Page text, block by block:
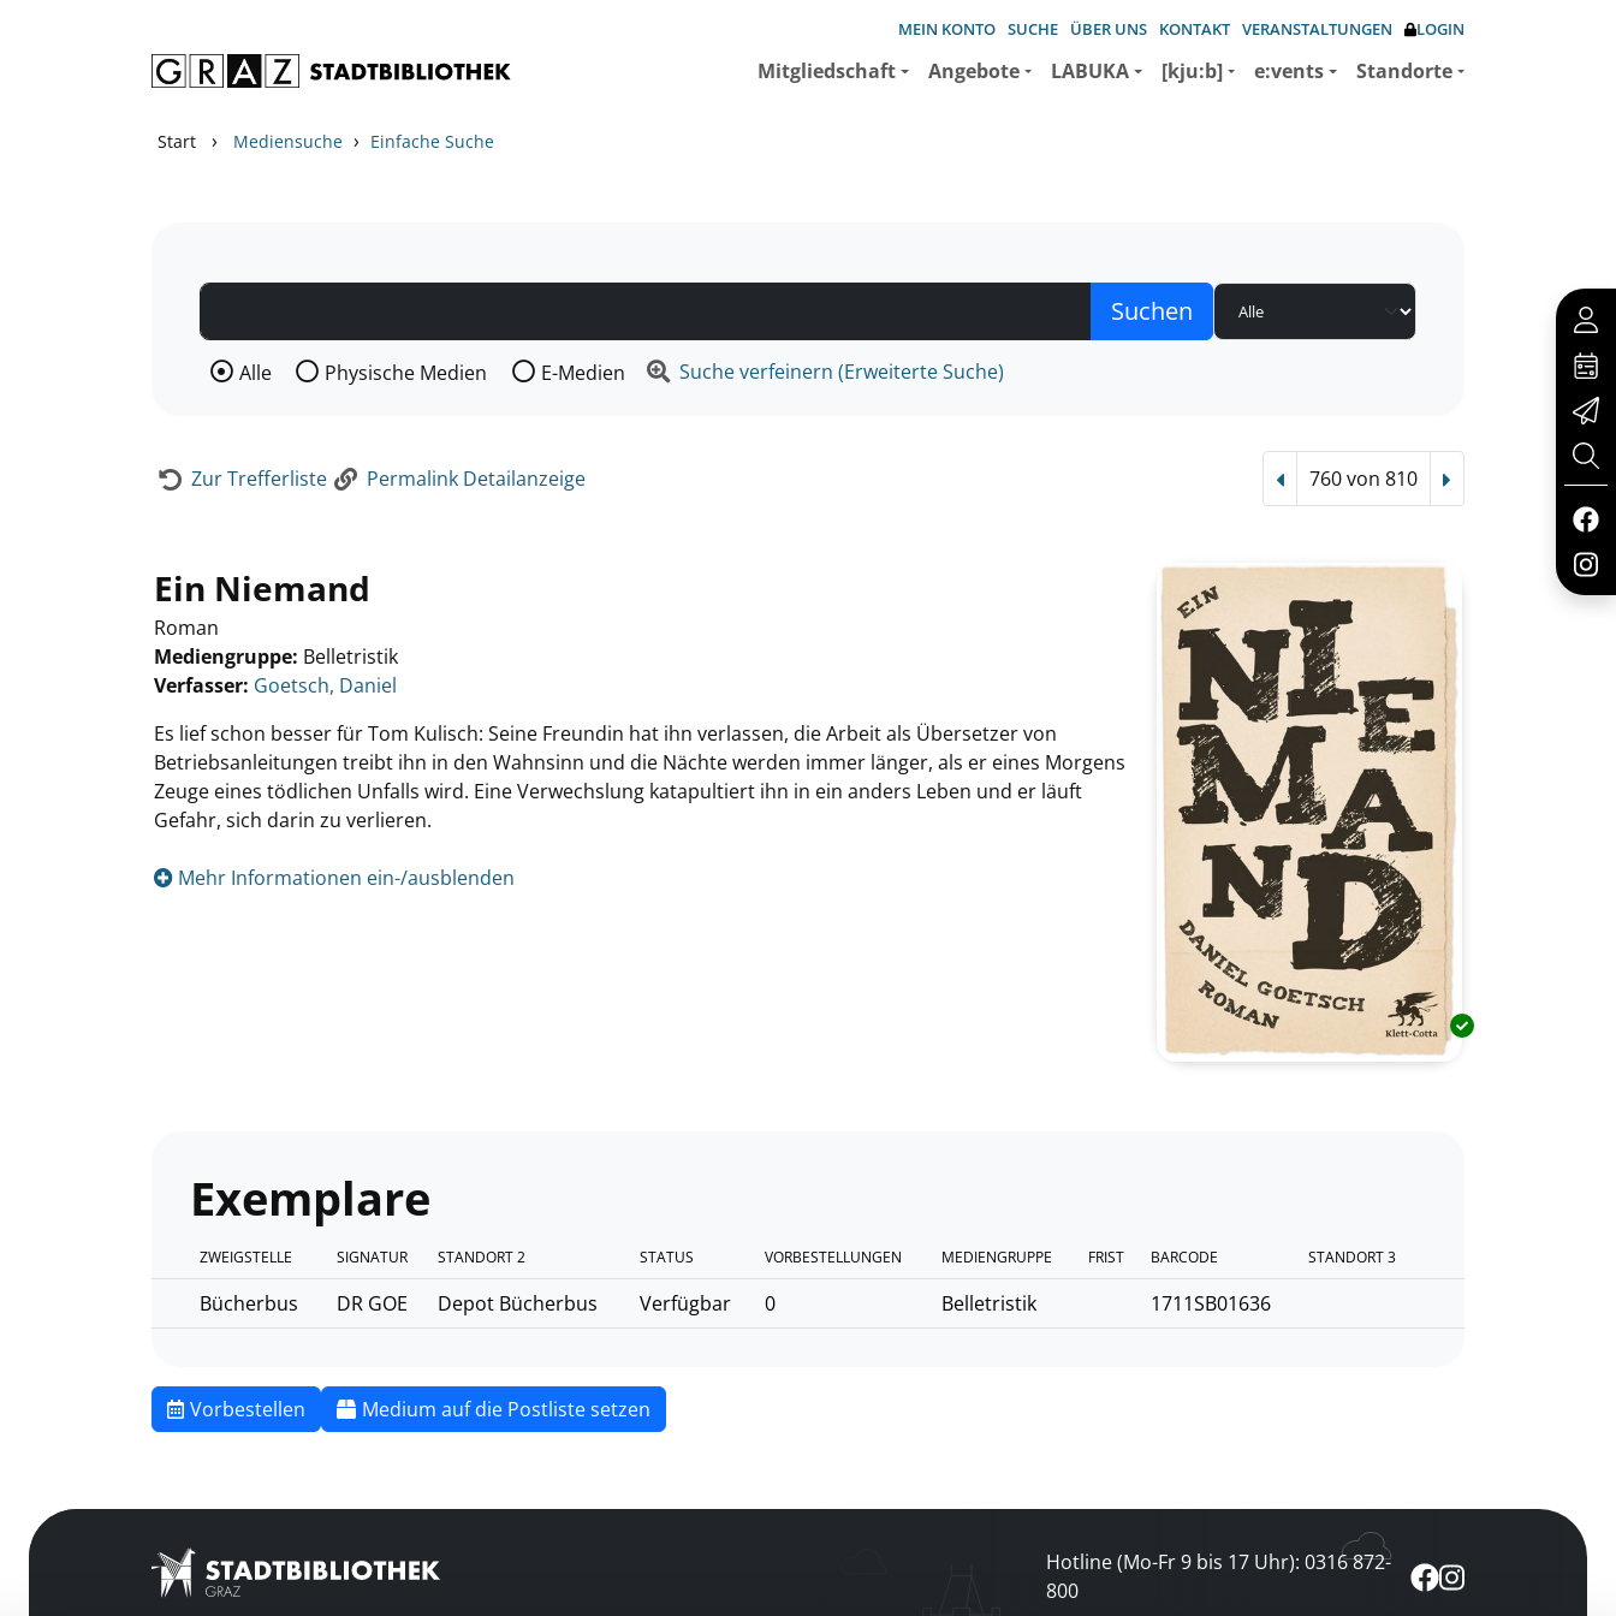
MEIN KONTO SUCHE ÜBER UNS KONTAKT VERANSTALTUNGEN LOGIN
Mitgliedschaft Angebote LABUKA [kju:b] e:vents Standorte
Start › Mediensuche › Einfache Suche
Wählen Sie die Medienart nach der Sie suchen wollen.
Alle Physische Medien E-Medien Suche verfeinern (Erweiterte Suche)
Zur Trefferliste Permalink Detailanzeige Vorheriger Treffer
760 von 810 Nächster Treffer
Ein Niemand
Roman
Mediengruppe: Belletristik
Verfasser: Suche nach diesem Verfasser
Goetsch, Daniel
Es lief schon besser für Tom Kulisch: Seine Freundin hat ihn verlassen, die Arbeit als Übersetzer von
Betriebsanleitungen treibt ihn in den Wahnsinn und die Nächte werden immer länger, als er eines Morgens
Zeuge eines tödlichen Unfalls wird. Eine Verwechslung katapultiert ihn in ein anders Leben und er läuft
Gefahr, sich darin zu verlieren.
Mehr Informationen ein-/ausblenden
Exemplare
ZWEIGSTELLE SIGNATUR STANDORT 2 STATUS VORBESTELLUNGEN MEDIENGRUPPE FRIST BARCODE STANDORT 3
Bücherbus DR GOE Depot Bücherbus Verfügbar 0 Belletristik 1711SB01636
Vorbestellen Medium auf die Postliste setzen
Hotline (Mo-Fr 9 bis 17 Uhr): 0316 872-
800